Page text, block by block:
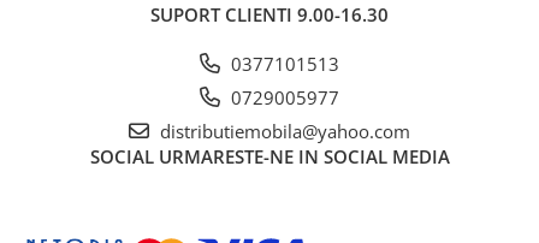
SUPORT CLIENTI 9.00-16.30
0377101513
0729005977
distributiemobila@yahoo.com
SOCIAL URMARESTE-NE IN SOCIAL MEDIA